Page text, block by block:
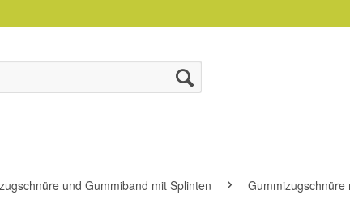
und Gummiband mit Splinten Gummizugschnüre